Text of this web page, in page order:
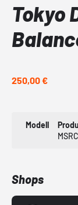
Tokyo
250,00 €
Modell
Shops